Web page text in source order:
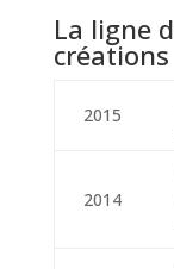
La ligne
créations
2015
2014